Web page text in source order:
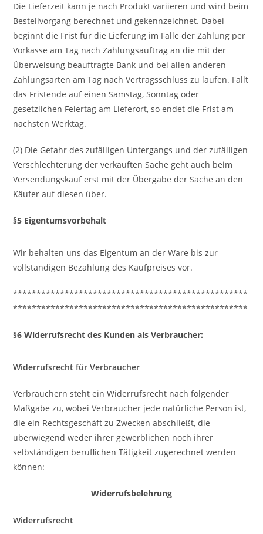
Die Lieferzeit kann je nach Produkt variieren und wird beim
Bestellvorgang berechnet und gekennzeichnet. Dabei
beginnt die Frist für die Lieferung im Falle der Zahlung per
Vorkasse am Tag nach Zahlungsauftrag an die mit der
Überweisung beauftragte Bank und bei allen anderen
Zahlungsarten am Tag nach Vertragsschluss zu laufen. Fällt
das Fristende auf einen Samstag, Sonntag oder
gesetzlichen Feiertag am Lieferort, so endet die Frist am
nächsten Werktag.
(2) Die Gefahr des zufälligen Untergangs und der zufälligen
Verschlechterung der verkauften Sache geht auch beim
Versendungskauf erst mit der Übergabe der Sache an den
Käufer auf diesen über.
§5 Eigentumsvorbehalt
Wir behalten uns das Eigentum an der Ware bis zur
vollständigen Bezahlung des Kaufpreises vor.
**************************************************
**************************************************
§6 Widerrufsrecht des Kunden als Verbraucher:
Widerrufsrecht für Verbraucher
Verbrauchern steht ein Widerrufsrecht nach folgender
Maßgabe zu, wobei Verbraucher jede natürliche Person ist,
die ein Rechtsgeschäft zu Zwecken abschließt, die
überwiegend weder ihrer gewerblichen noch ihrer
selbständigen beruflichen Tätigkeit zugerechnet werden
können:
Widerrufsbelehrung
Widerrufsrecht